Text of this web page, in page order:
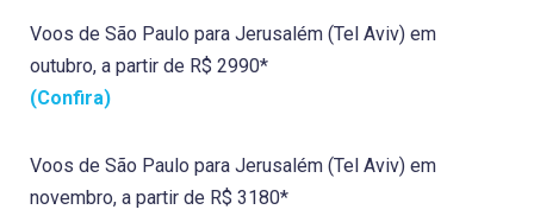
Voos de São Paulo para Jerusalém (Tel Aviv) em
outubro, a partir de R$ 2990*
(Confira)
Voos de São Paulo para Jerusalém (Tel Aviv) em
novembro, a partir de R$ 3180*